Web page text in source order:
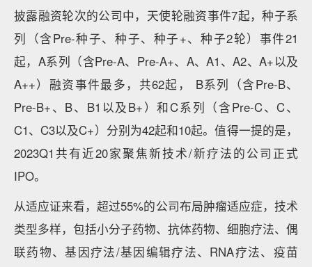
披露融资轮次的公司中，天使轮融资事件7起，种子系
列（含Pre-种子、种子、种子+、种子2轮）事件21
起，A系列（含Pre-A、Pre-A+、A、A1、A2、A+以及
A++）融资事件最多，共62起， B系列（含Pre-B、
Pre-B+、B、B1以及B+）和C系列（含Pre-C、C、
C1、C3以及C+）分别为42起和10起。值得一提的是，
2023Q1共有近20家聚焦新技术/新疗法的公司正式
IPO。
从适应证来看，超过55%的公司布局肿瘤适应症，技术
类型多样，包括小分子药物、抗体药物、细胞疗法、偶
联药物、基因疗法/基因编辑疗法、RNA疗法、疫苗